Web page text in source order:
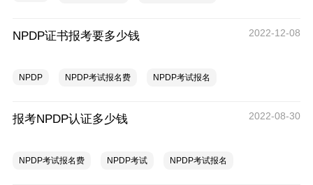
NPDP证书报考要多少钱 2022-12-08
NPDP NPDP考试报名费 NPDP考试报名
报考NPDP认证多少钱 2022-08-30
NPDP考试报名费 NPDP考试 NPDP考试报名